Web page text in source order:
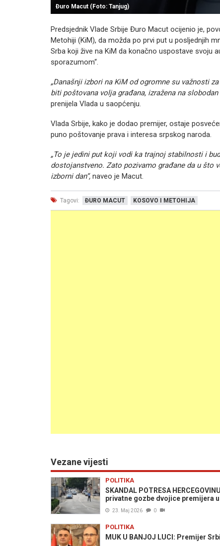
Đuro Macut (Foto: Tanjug)
Predsjednik Vlade Srbije Đuro Macut ocijenio je,
Metohiji (KiM), da možda po prvi put u posljednjih
Srba koji žive na KiM da konačno uspostave svoju
sporazumom“.
„Današnji izbori na KiM od ogromne su važnosti
biti poštovana volja građana, izražena na
prenijela Vlada u saopćenju.
Vlada Srbije, kako je dodao premijer, ostaje
puno poštovanje prava i interesa srpskog naroda.
„To je jedini put koji vodi ka trajnoj stabilnosti i
dostojanstveno. Zato pozivamo građane da u što
izborni dan“, naveo je Macut.
Tagovi: ĐURO MACUT KOSOVO I METOHIJA
Vezane vijesti
POLITIKA
SKANDAL POTRESA
privatne gozbe dvojice premijera u
23. Maj 2026 0
POLITIKA
MUK U BANJOJ LUCI: Premijer